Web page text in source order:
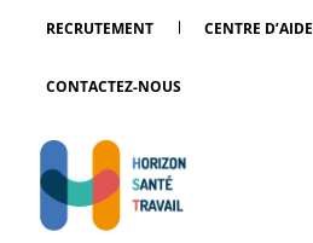
RECRUTEMENT CENTRE D’AIDE
CONTACTEZ-NOUS